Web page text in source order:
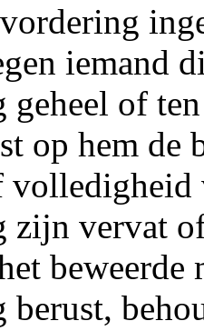
iemand
geheel of
op hem de
zijn vervat
berust,